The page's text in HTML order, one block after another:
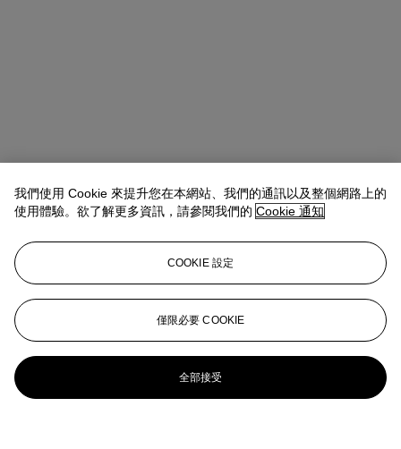
我們使用 Cookie 來提升您在本網站、我們的通訊以及整個網路上的
使用體驗。欲了解更多資訊，請參閱我們的 Cookie 通知
COOKIE 設定
僅限必要 COOKIE
全部接受